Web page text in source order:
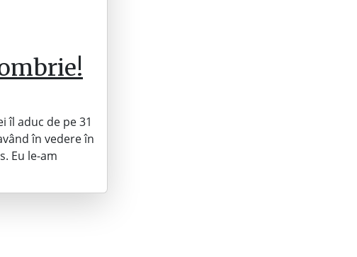
îl aduc de pe 31
în vedere în
Eu le-am